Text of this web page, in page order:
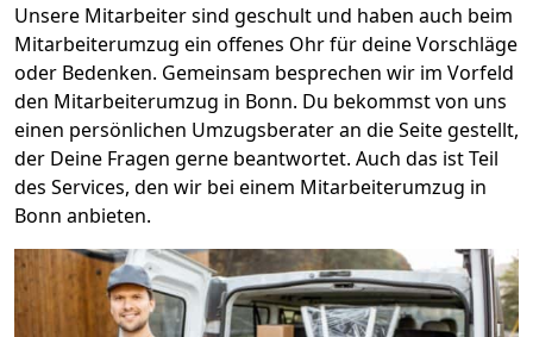
Unsere Mitarbeiter sind geschult und haben auch beim
Mitarbeiterumzug ein offenes Ohr für deine Vorschläge
oder Bedenken. Gemeinsam besprechen wir im Vorfeld
den Mitarbeiterumzug in Bonn. Du bekommst von uns
einen persönlichen Umzugsberater an die Seite gestellt,
der Deine Fragen gerne beantwortet. Auch das ist Teil
des Services, den wir bei einem Mitarbeiterumzug in
Bonn anbieten.